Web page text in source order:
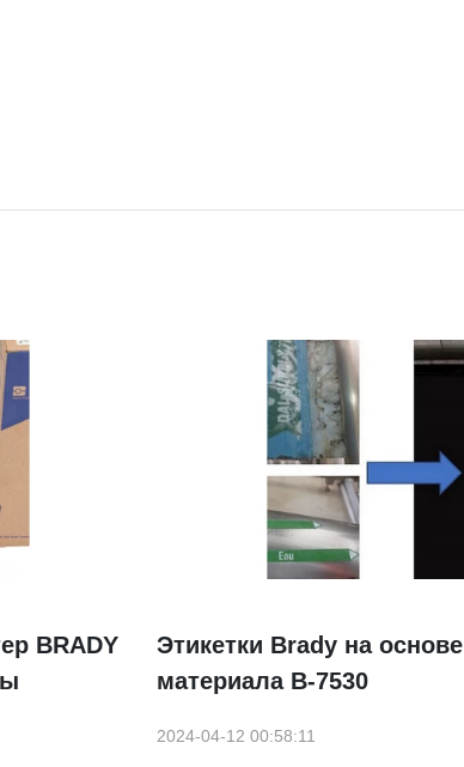
BRADY
Этикетки Brady на основе
материала B-7530
2024-04-12 00:58:11